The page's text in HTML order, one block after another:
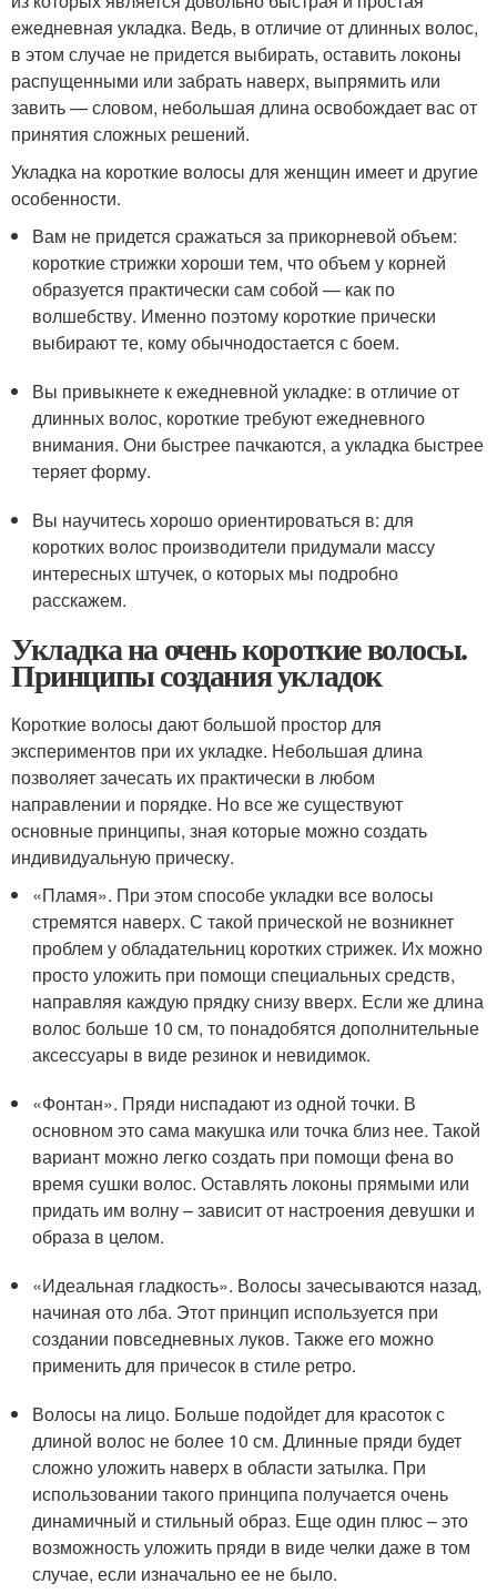
ежедневная укладка. Ведь, в отличие от длинных волос,
в этом случае не придется выбирать, оставить локоны
распущенными или забрать наверх, выпрямить или
завить — словом, небольшая длина освобождает вас от
принятия сложных решений.
Укладка на короткие волосы для женщин имеет и другие
особенности.
Вам не придется сражаться за прикорневой объем:
короткие стрижки хороши тем, что объем у корней
образуется практически сам собой — как по
волшебству. Именно поэтому короткие прически
выбирают те, кому обычнодостается с боем.
Вы привыкнете к ежедневной укладке: в отличие от
длинных волос, короткие требуют ежедневного
внимания. Они быстрее пачкаются, а укладка быстрее
теряет форму.
Вы научитесь хорошо ориентироваться в: для
коротких волос производители придумали массу
интересных штучек, о которых мы подробно
расскажем.
Укладка на очень короткие волосы.
Принципы создания укладок
Короткие волосы дают большой простор для
экспериментов при их укладке. Небольшая длина
позволяет зачесать их практически в любом
направлении и порядке. Но все же существуют
основные принципы, зная которые можно создать
индивидуальную прическу.
«Пламя». При этом способе укладки все волосы
стремятся наверх. С такой прической не возникнет
проблем у обладательниц коротких стрижек. Их можно
просто уложить при помощи специальных средств,
направляя каждую прядку снизу вверх. Если же длина
волос больше 10 см, то понадобятся дополнительные
аксессуары в виде резинок и невидимок.
«Фонтан». Пряди ниспадают из одной точки. В
основном это сама макушка или точка близ нее. Такой
вариант можно легко создать при помощи фена во
время сушки волос. Оставлять локоны прямыми или
придать им волну – зависит от настроения девушки и
образа в целом.
«Идеальная гладкость». Волосы зачесываются назад,
начиная ото лба. Этот принцип используется при
создании повседневных луков. Также его можно
применить для причесок в стиле ретро.
Волосы на лицо. Больше подойдет для красоток с
длиной волос не более 10 см. Длинные пряди будет
сложно уложить наверх в области затылка. При
использовании такого принципа получается очень
динамичный и стильный образ. Еще один плюс – это
возможность уложить пряди в виде челки даже в том
случае, если изначально ее не было.